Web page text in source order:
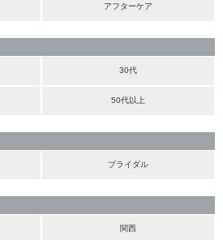
アフターケア
30代
50代以上
ブライダル
関西